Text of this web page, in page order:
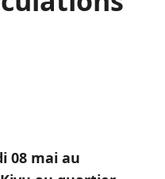
08 mai au